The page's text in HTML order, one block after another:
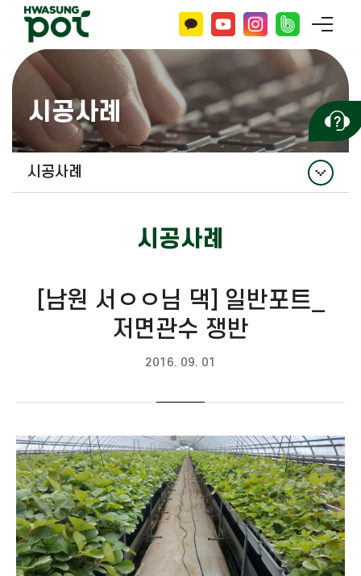
시공사례
시공사례
시공사례
[남원 서ㅇㅇ님 댁] 일반포트_
저면관수 쟁반
2016. 09. 01